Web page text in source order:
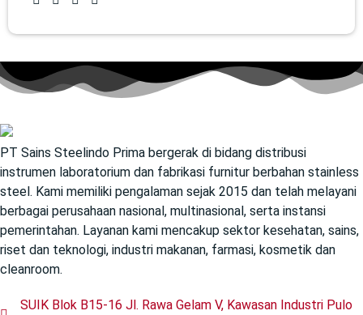
PT Sains Steelindo Prima bergerak di bidang distribusi
instrumen laboratorium dan fabrikasi furnitur berbahan stainless
steel. Kami memiliki pengalaman sejak 2015 dan telah melayani
berbagai perusahaan nasional, multinasional, serta instansi
pemerintahan. Layanan kami mencakup sektor kesehatan, sains,
riset dan teknologi, industri makanan, farmasi, kosmetik dan
cleanroom.
SUIK Blok B15-16 Jl. Rawa Gelam V, Kawasan Industri Pulo